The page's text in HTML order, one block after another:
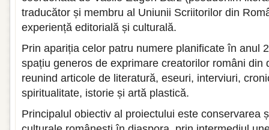
traducător și membru al Uniunii Scriitorilor din
experiență editorială și culturală.
Prin apariția celor patru numere planificate în anul
spațiu generos de exprimare creatorilor români din
reunind articole de literatură, eseuri, interviuri,
spiritualitate, istorie și artă plastică.
Principalul obiectiv al proiectului este conservarea